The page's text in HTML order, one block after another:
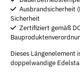
Ausbrandsicherheit
Sicherheit
Zertifiziert gemäß
Dieses Längenelement
doppelwandige